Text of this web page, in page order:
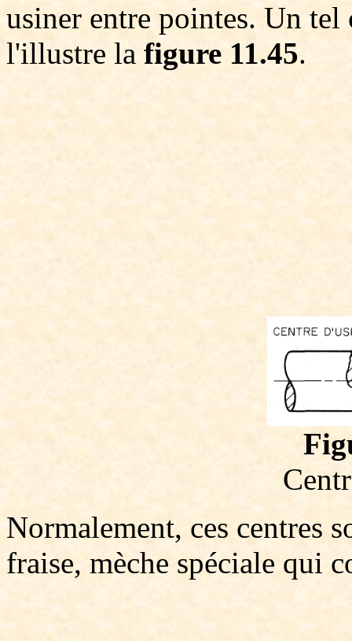
usiner entre pointes. Un tel
l'illustre la figure 11.45.
Normalement, ces centres
fraise, mèche spéciale qui